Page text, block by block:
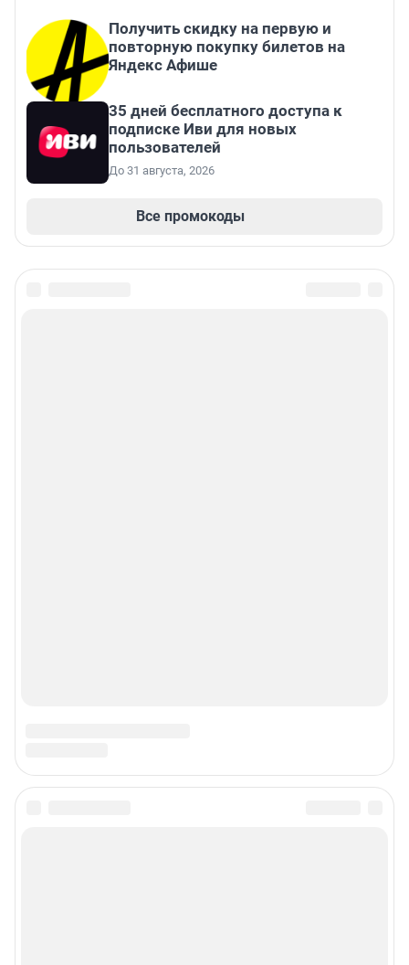
Получить скидку на первую и
повторную покупку билетов на
Яндекс Афише
35 дней бесплатного доступа к
подписке Иви для новых
пользователей
До 31 августа, 2026
Все промокоды